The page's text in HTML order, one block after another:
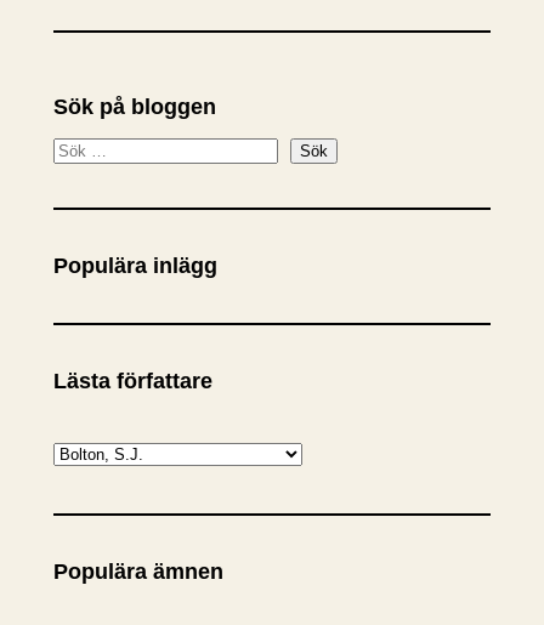
Sök på bloggen
S
k
Sök
Populära inlägg
Lästa författare
K
t
g
Populära ämnen